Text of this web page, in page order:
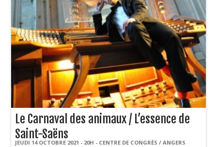
Le Carnaval des animaux / L’essence de
Saint-Saëns
JEUDI 14 OCTOBRE 2021 - 20H - CENTRE DE CONGRÈS / ANGERS